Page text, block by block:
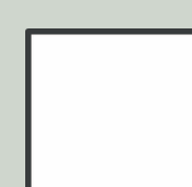
Ga
Ga